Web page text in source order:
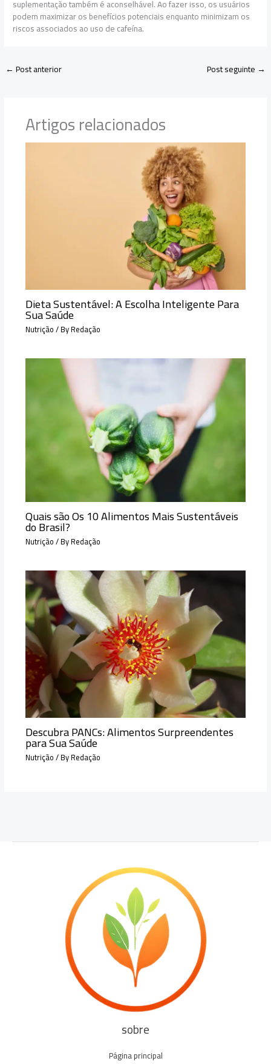
suplementação também é aconselhável. Ao fazer isso, os usuários
podem maximizar os benefícios potenciais enquanto minimizam os
riscos associados ao uso de cafeína.
←Post anterior Post seguinte →
Artigos relacionados
Dieta Sustentável: A Escolha Inteligente Para
Sua Saúde
Nutrição/ ByRedação
Quais são Os 10 Alimentos Mais Sustentáveis
do Brasil?
Nutrição/ ByRedação
Descubra PANCs: Alimentos Surpreendentes
para Sua Saúde
Nutrição/ ByRedação
sobre
Página principal